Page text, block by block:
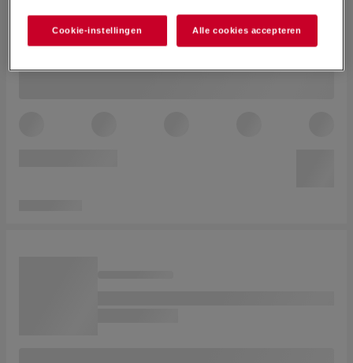
Cookie-instellingen Alle cookies accepteren